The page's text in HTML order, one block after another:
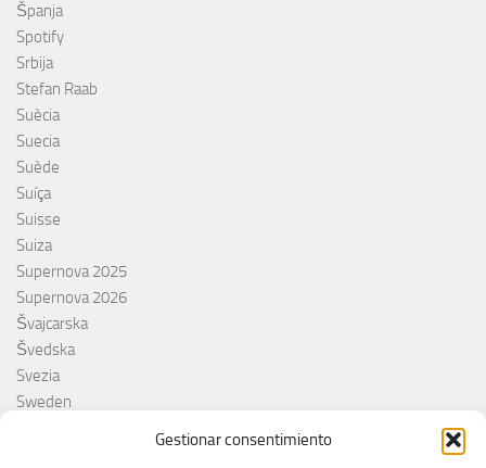
Gestionar consentimiento
Španja
Spotify
Srbija
Stefan Raab
Suècia
Suecia
Suède
Suíça
Suisse
Suiza
Supernova 2025
Supernova 2026
Švajcarska
Švedska
Svezia
Sweden